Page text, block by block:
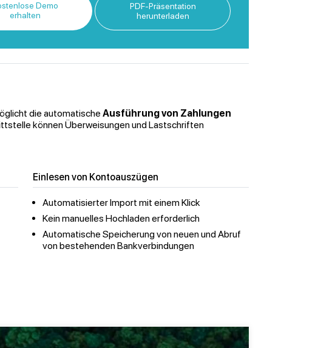
Demo
erhalten
PDF-Präsentation
herunterladen
die automatische Ausführung von Zahlungen
können Überweisungen und Lastschriften
Einlesen von Kontoauszügen
Automatisierter Import mit einem Klick
Kein manuelles Hochladen erforderlich
Automatische Speicherung von neuen und Abruf
von bestehenden Bankverbindungen